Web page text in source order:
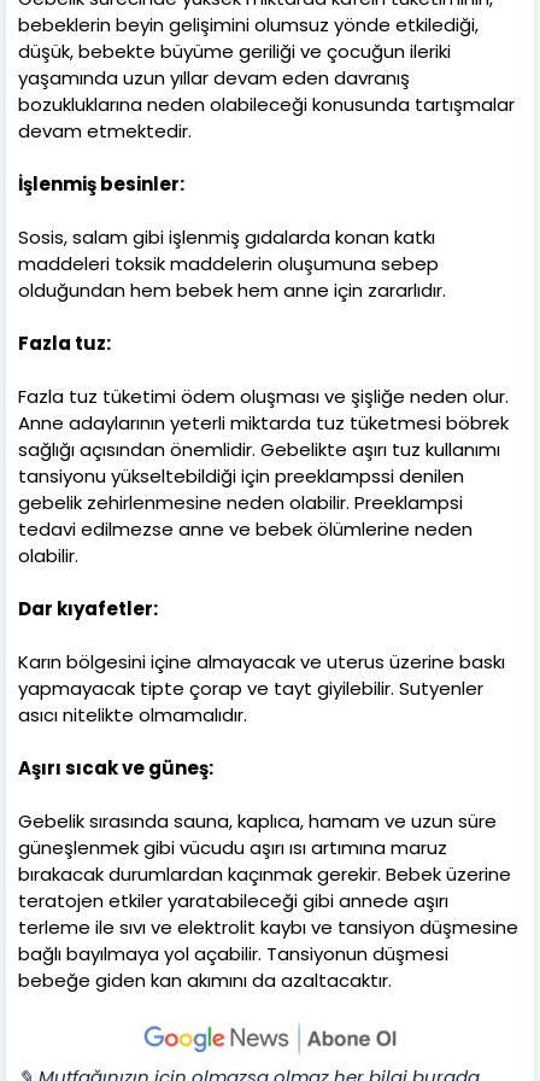
bebeklerin beyin gelişimini olumsuz yönde etkilediği,
düşük, bebekte büyüme geriliği ve çocuğun ileriki
yaşamında uzun yıllar devam eden davranış
bozukluklarına neden olabileceği konusunda tartışmalar
devam etmektedir.
İşlenmiş besinler:
Sosis, salam gibi işlenmiş gıdalarda konan katkı
maddeleri toksik maddelerin oluşumuna sebep
olduğundan hem bebek hem anne için zararlıdır.
Fazla tuz:
Fazla tuz tüketimi ödem oluşması ve şişliğe neden olur.
Anne adaylarının yeterli miktarda tuz tüketmesi böbrek
sağlığı açısından önemlidir. Gebelikte aşırı tuz kullanımı
tansiyonu yükseltebildiği için preeklampssi denilen
gebelik zehirlenmesine neden olabilir. Preeklampsi
tedavi edilmezse anne ve bebek ölümlerine neden
olabilir.
Dar kıyafetler:
Karın bölgesini içine almayacak ve uterus üzerine baskı
yapmayacak tipte çorap ve tayt giyilebilir. Sutyenler
asıcı nitelikte olmamalıdır.
Aşırı sıcak ve güneş:
Gebelik sırasında sauna, kaplıca, hamam ve uzun süre
güneşlenmek gibi vücudu aşırı ısı artımına maruz
bırakacak durumlardan kaçınmak gerekir. Bebek üzerine
teratojen etkiler yaratabileceği gibi annede aşırı
terleme ile sıvı ve elektrolit kaybı ve tansiyon düşmesine
bağlı bayılmaya yol açabilir. Tansiyonun düşmesi
bebeğe giden kan akımını da azaltacaktır.